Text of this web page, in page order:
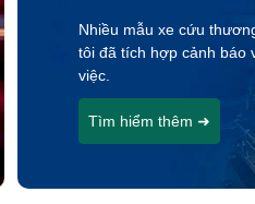
Nhiều mẫu xe cứu
tôi đã tích hợp cảnh báo
việc.
Tìm hiểm thêm ➜